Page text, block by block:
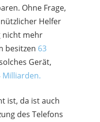
Ohne Frage,
Helfer
nicht mehr
besitzen 63
Gerät,
Milliarden.
ist, da ist auch
des Telefons